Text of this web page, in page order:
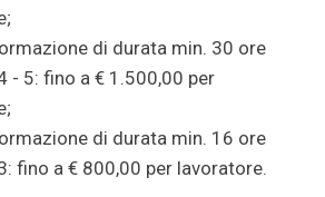
di durata min. 30 ore
- 5: fino a € 1.500,00 per
di durata min. 16 ore
fino a € 800,00 per lavoratore.